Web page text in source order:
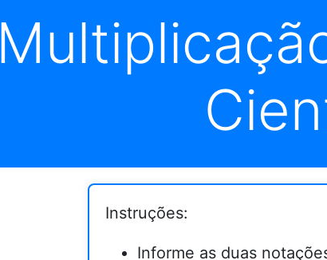
Instruções:
Informe as duas